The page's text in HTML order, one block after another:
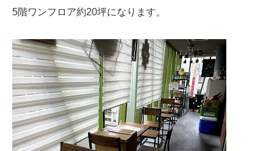
5階ワンフロア約20坪になります。